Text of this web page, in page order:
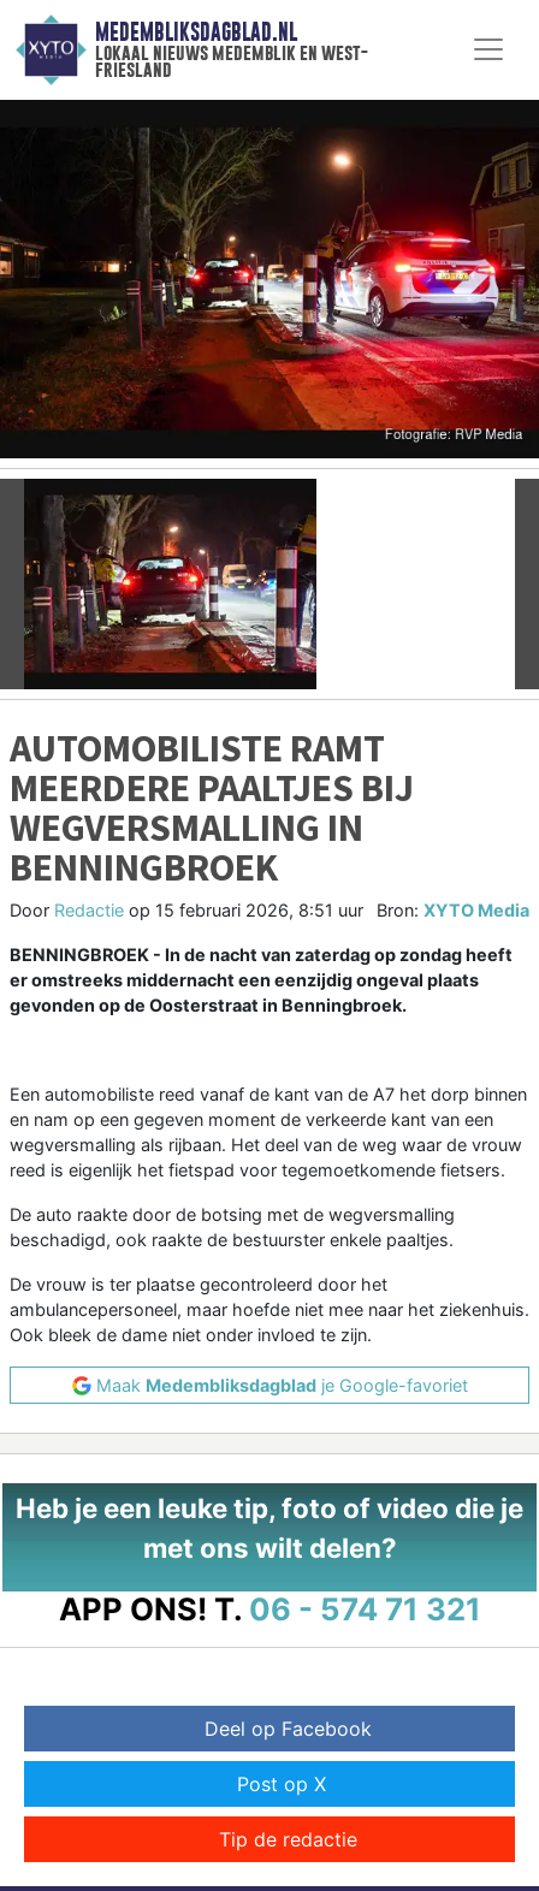
MEDEMBLIKSDAGBLAD.NL
lokaal nieuws medemblik en west-
friesland
Vorige
AUTOMOBILISTE RAMT
MEERDERE PAALTJES BIJ
WEGVERSMALLING IN
BENNINGBROEK
Door Redactie op 15 februari 2026, 8:51 uur Bron: XYTO Media
BENNINGBROEK - In de nacht van zaterdag op zondag heeft
er omstreeks middernacht een eenzijdig ongeval plaats
gevonden op de Oosterstraat in Benningbroek.
Een automobiliste reed vanaf de kant van de A7 het dorp binnen
en nam op een gegeven moment de verkeerde kant van een
wegversmalling als rijbaan. Het deel van de weg waar de vrouw
reed is eigenlijk het fietspad voor tegemoetkomende fietsers.
De auto raakte door de botsing met de wegversmalling
beschadigd, ook raakte de bestuurster enkele paaltjes.
De vrouw is ter plaatse gecontroleerd door het
ambulancepersoneel, maar hoefde niet mee naar het ziekenhuis.
Ook bleek de dame niet onder invloed te zijn.
Maak Medembliksdagbladje Google-favoriet
Heb je een leuke tip, foto of video die je
met ons wilt delen?
APP ONS! T. 06 - 574 71 321
Deel op Facebook
Post op X
Tip de redactie